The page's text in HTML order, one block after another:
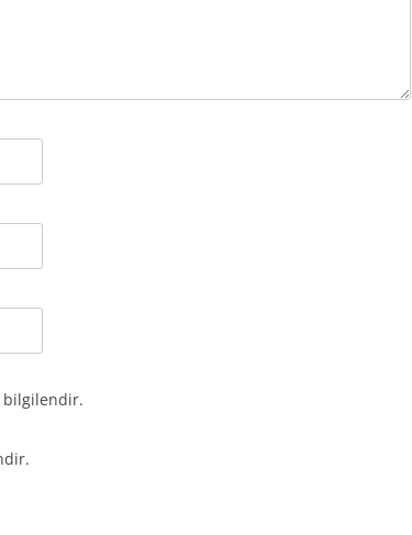
bilgilendir.